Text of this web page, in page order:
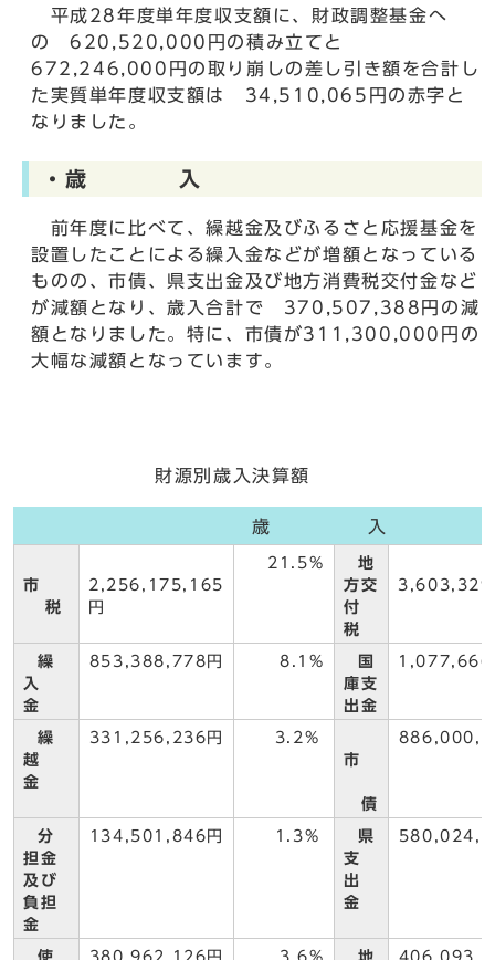
平成28年度単年度収支額に、財政調整基金へ
の 620,520,000円の積み立てと
672,246,000円の取り崩しの差し引き額を合計し
た実質単年度収支額は 34,510,065円の赤字と
なりました。
・歳 入
前年度に比べて、繰越金及びふるさと応援基金を
設置したことによる繰入金などが増額となっている
ものの、市債、県支出金及び地方消費税交付金など
が減額となり、歳入合計で 370,507,388円の減
額となりました。特に、市債が311,300,000円の
大幅な減額となっています。
財源別歳入決算額
歳 入
市
税
2,256,175,165
円
21.5%
地
方交
付
税
繰
入
金
853,388,778円 8.1%
国
庫支
出金
繰
越
金
331,256,236円
3.2%
市
債
分
担金
及び
負担
金
134,501,846円 1.3%
県
支
出
金
使
380,962,126円 3.6%
地